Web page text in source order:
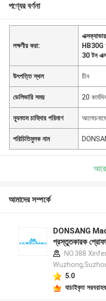
পণ্যের বর্ণনা
লক্ষণীয় করা:
HB30G
30 টন
উৎপত্তি স্থল চীন
ডেলিভারি সময় 20
ন্যূনতম চাহিদার পরিমাণ
পরিচিতিমুলক নাম
আমাদের সম্পর্কে
DONSANG
প্রস্তুতকারক
NO.388
5.0
যাচাইকৃত